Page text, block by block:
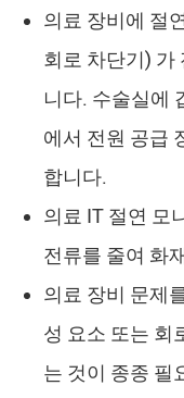
의료 장비에 절
회로 차단기) 가
니다. 수술실에
에서 전원 공급
합니다.
의료 IT 절연 모
전류를 줄여 화
의료 장비 문제
성 요소 또는 회
는 것이 종종 필